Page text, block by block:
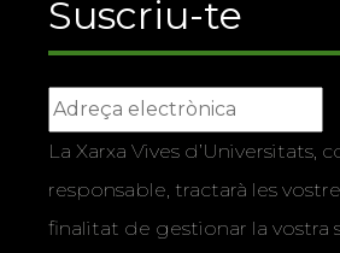
Suscriu-te
La Xarxa Vives d’Universitats,
responsable, tractarà les
finalitat de gestionar la vostra